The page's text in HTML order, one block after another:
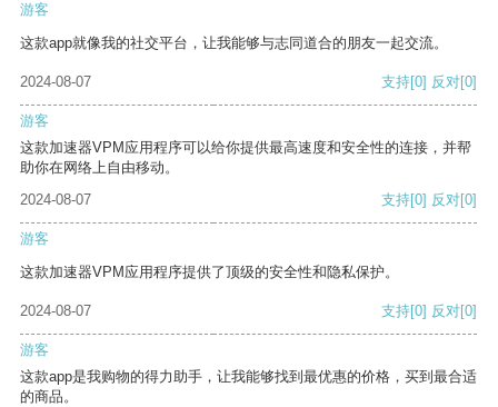
游客
这款app就像我的社交平台，让我能够与志同道合的朋友一起交流。
2024-08-07 支持[0] 反对[0]
游客
这款加速器VPM应用程序可以给你提供最高速度和安全性的连接，并帮
助你在网络上自由移动。
2024-08-07
支持[0] 反对[0]
游客
这款加速器VPM应用程序提供了顶级的安全性和隐私保护。
2024-08-07 支持[0] 反对[0]
游客
这款app是我购物的得力助手，让我能够找到最优惠的价格，买到最合适
的商品。